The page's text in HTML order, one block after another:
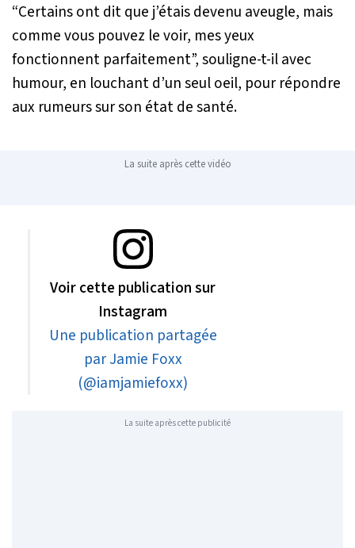
“Certains ont dit que j’étais devenu aveugle, mais
comme vous pouvez le voir, mes yeux
fonctionnent parfaitement”, souligne-t-il avec
humour, en louchant d’un seul oeil, pour répondre
aux rumeurs sur son état de santé.
La suite après cette vidéo
Voir cette publication sur
Instagram
Une publication partagée
par Jamie Foxx
(@iamjamiefoxx)
La suite après cette publicité